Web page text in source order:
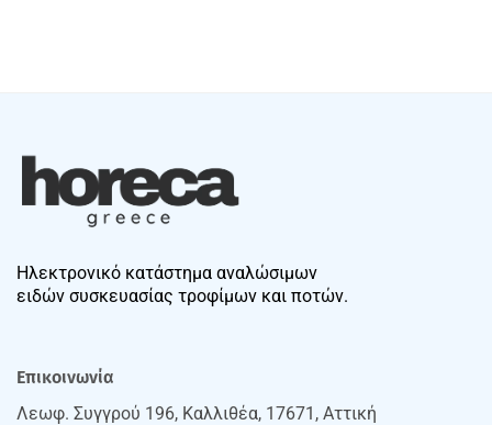
Ηλεκτρονικό κατάστημα αναλώσιμων
ειδών συσκευασίας τροφίμων και ποτών.
Επικοινωνία
Λεωφ. Συγγρού 196, Καλλιθέα, 17671, Αττική